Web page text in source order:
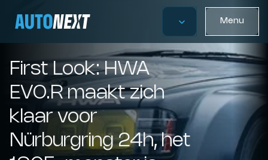
Menu
First Look: HWA
EVO.R maakt zich
klaar voor
Nürburgring 24h, het